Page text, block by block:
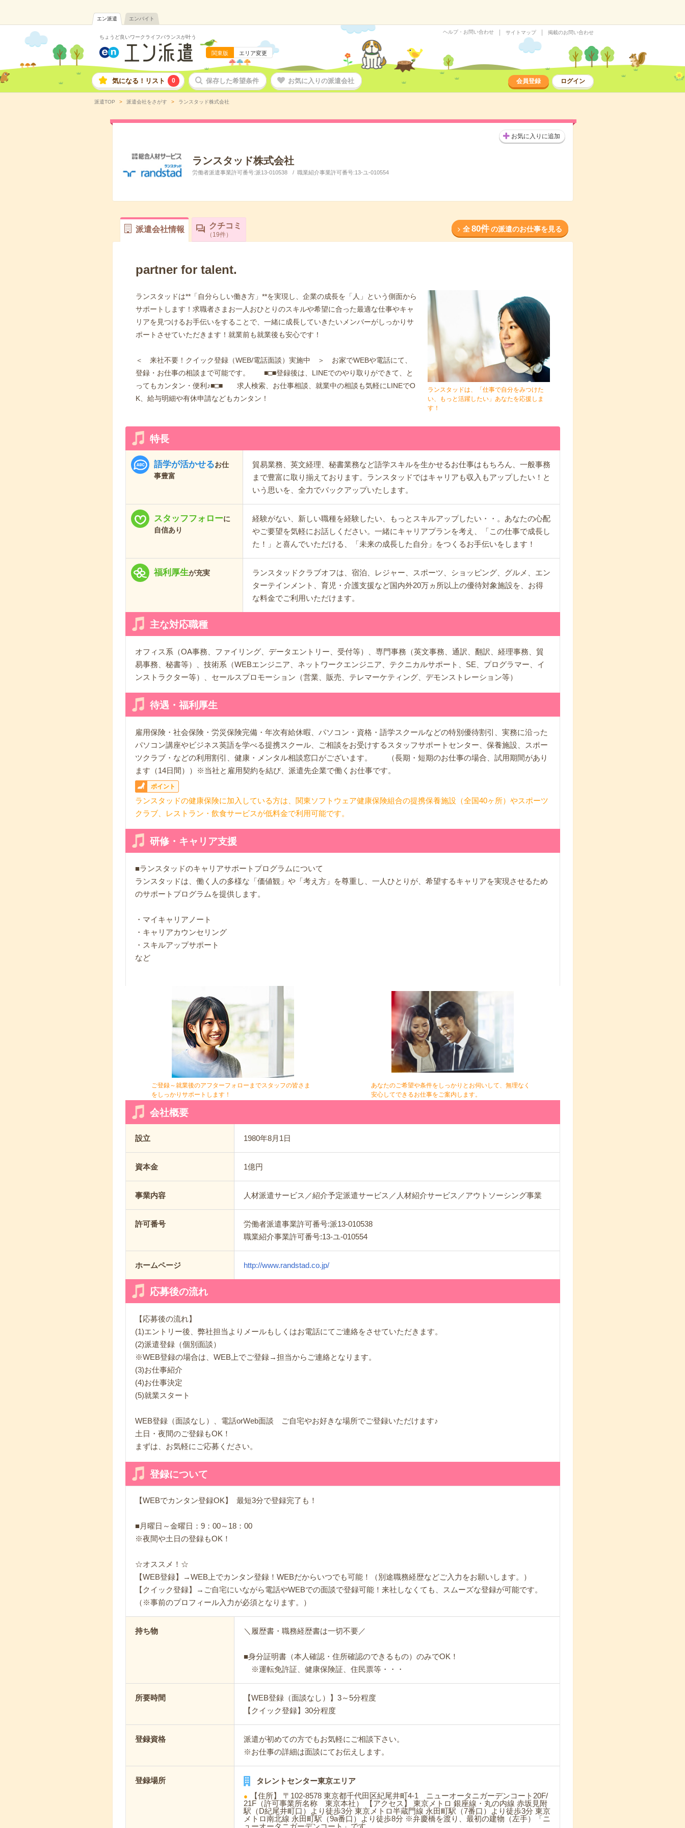
エン派遣 エンバイト
ちょうど良いワークライフバランスが叶う
関東版 エリア変更
ヘルプ・お問い合わせ サイトマップ 掲載のお問い合わせ
気になる！リスト 0 保存した希望条件 お気に入りの派遣会社 会員登録 ログイン
派遣TOP 派遣会社をさがす ランスタッド株式会社
ランスタッド株式会社
労働者派遣事業許可番号:派13-010538 職業紹介事業許可番号:13-ユ-010554
お気に入りに追加
派遣会社情報 クチコミ
19件
全 80件 の派遣のお仕事を見る
partner for talent.
ランスタッドは**「自分らしい働き方」**を実現し、企業の成長を「人」という側面から
サポートします！求職者さまお一人おひとりのスキルや希望に合った最適な仕事やキャ
リアを見つけるお手伝いをすることで、一緒に成長していきたいメンバーがしっかりサ
ポートさせていただきます！就業前も就業後も安心です！
＜ 来社不要！クイック登録（WEB/電話面談）実施中 ＞ お家でWEBや電話にて、
登録・お仕事の相談まで可能です。 ■□■登録後は、LINEでのやり取りができて、と
ってもカンタン・便利♪■□■ 求人検索、お仕事相談、就業中の相談も気軽にLINEでO
K、給与明細や有休申請などもカンタン！
ランスタッドは、「仕事で自分をみつけた
い、もっと活躍したい」あなたを応援しま
す！
特長
語学が活かせるお仕
事豊富
貿易業務、英文経理、秘書業務など語学スキルを生かせるお仕事はもちろん、一般事務
まで豊富に取り揃えております。ランスタッドではキャリアも収入もアップしたい！と
いう思いを、全力でバックアップいたします。
スタッフフォローに
自信あり
経験がない、新しい職種を経験したい、もっとスキルアップしたい・・。あなたの心配
やご要望を気軽にお話しください。一緒にキャリアプランを考え、「この仕事で成長し
た！」と喜んでいただける、「未来の成長した自分」をつくるお手伝いをします！
福利厚生が充実
ランスタッドクラブオフは、宿泊、レジャー、スポーツ、ショッピング、グルメ、エン
ターテインメント、育児・介護支援など国内外20万ヵ所以上の優待対象施設を、お得
な料金でご利用いただけます。
主な対応職種
オフィス系（OA事務、ファイリング、データエントリー、受付等）、専門事務（英文事務、通訳、翻訳、経理事務、貿
易事務、秘書等）、技術系（WEBエンジニア、ネットワークエンジニア、テクニカルサポート、SE、プログラマー、イ
ンストラクター等）、セールスプロモーション（営業、販売、テレマーケティング、デモンストレーション等）
待遇・福利厚生
雇用保険・社会保険・労災保険完備・年次有給休暇、パソコン・資格・語学スクールなどの特別優待割引、実務に沿った
パソコン講座やビジネス英語を学べる提携スクール、ご相談をお受けするスタッフサポートセンター、保養施設、スポー
ツクラブ・などの利用割引、健康・メンタル相談窓口がございます。 （長期・短期のお仕事の場合、試用期間があり
ます（14日間））※当社と雇用契約を結び、派遣先企業で働くお仕事です。
ポイント
ランスタッドの健康保険に加入している方は、関東ソフトウェア健康保険組合の提携保養施設（全国40ヶ所）やスポーツ
クラブ、レストラン・飲食サービスが低料金で利用可能です。
研修・キャリア支援
■ランスタッドのキャリアサポートプログラムについて
ランスタッドは、働く人の多様な「価値観」や「考え方」を尊重し、一人ひとりが、希望するキャリアを実現させるため
のサポートプログラムを提供します。
・マイキャリアノート
・キャリアカウンセリング
・スキルアップサポート
など
ご登録～就業後のアフターフォローまでスタッフの皆さま
をしっかりサポートします！
あなたのご希望や条件をしっかりとお伺いして、無理なく
安心してできるお仕事をご案内します。
会社概要
設立 1980年8月1日
資本金 1億円
事業内容 人材派遣サービス／紹介予定派遣サービス／人材紹介サービス／アウトソーシング事業
許可番号
労働者派遣事業許可番号:派13-010538
職業紹介事業許可番号:13-ユ-010554
ホームページ http://www.randstad.co.jp/
応募後の流れ
【応募後の流れ】
(1)エントリー後、弊社担当よりメールもしくはお電話にてご連絡をさせていただきます。
(2)派遣登録（個別面談）
※WEB登録の場合は、WEB上でご登録→担当からご連絡となります。
(3)お仕事紹介
(4)お仕事決定
(5)就業スタート
WEB登録（面談なし）、電話orWeb面談 ご自宅やお好きな場所でご登録いただけます♪
土日・夜間のご登録もOK！
まずは、お気軽にご応募ください。
登録について
【WEBでカンタン登録OK】 最短3分で登録完了も！
■月曜日～金曜日：9：00～18：00
※夜間や土日の登録もOK！
☆オススメ！☆
【WEB登録】→WEB上でカンタン登録！WEBだからいつでも可能！（別途職務経歴などご入力をお願いします。）
【クイック登録】→ご自宅にいながら電話やWEBでの面談で登録可能！来社しなくても、スムーズな登録が可能です。
（※事前のプロフィール入力が必須となります。）
持ち物 ＼履歴書・職務経歴書は一切不要／
■身分証明書（本人確認・住所確認のできるもの）のみでOK！
※運転免許証、健康保険証、住民票等・・・
所要時間
【WEB登録（面談なし）】3～5分程度
【クイック登録】30分程度
登録資格
派遣が初めての方でもお気軽にご相談下さい。
※お仕事の詳細は面談にてお伝えします。
登録場所
タレントセンター東京エリア
【住所】 〒102-8578 東京都千代田区紀尾井町4-1 ニューオータニガーデンコート20F/
21F（許可事業所名称 東京本社） 【アクセス】 東京メトロ 銀座線・丸の内線 赤坂見附
駅（D紀尾井町口）より徒歩3分 東京メトロ半蔵門線 永田町駅（7番口）より徒歩3分 東京
メトロ南北線 永田町駅（9a番口）より徒歩8分 ※弁慶橋を渡り、最初の建物（左手）「ニ
ューオータニガーデンコート」です。